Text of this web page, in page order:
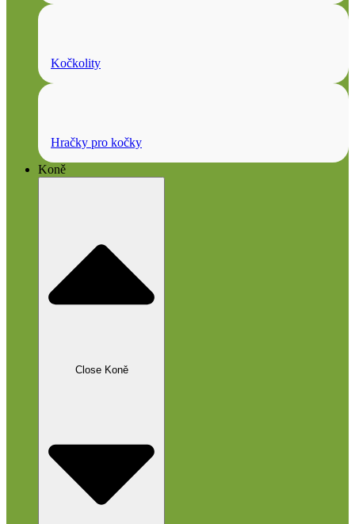
Kočkolity
Hračky pro kočky
Koně
Close Koně